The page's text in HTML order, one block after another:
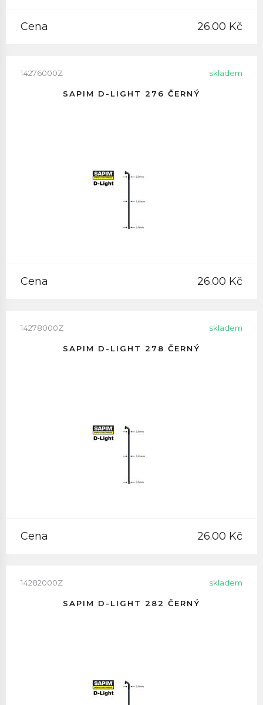
Cena 26.00 Kč
14276000Z skladem
SAPIM D-LIGHT 276 ČERNÝ
Cena 26.00 Kč
14278000Z skladem
SAPIM D-LIGHT 278 ČERNÝ
Cena 26.00 Kč
14282000Z skladem
SAPIM D-LIGHT 282 ČERNÝ